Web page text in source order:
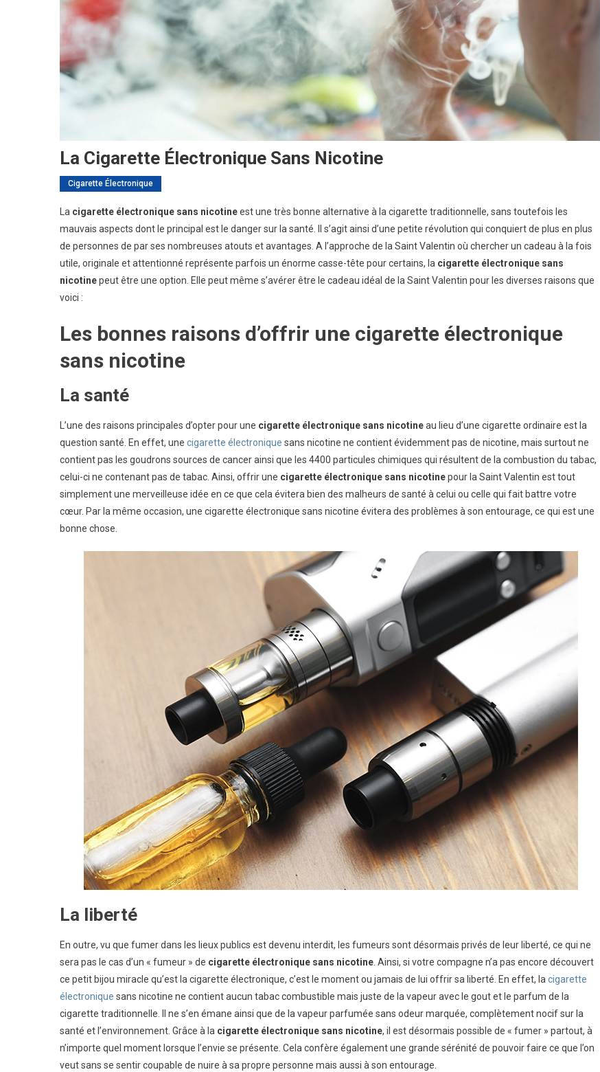
La Cigarette Électronique Sans Nicotine
Cigarette Électronique
La cigarette électronique sans nicotineest une très bonne alternative à la cigarette traditionnelle, sans toutefois les
mauvais aspects dont le principal est le danger sur la santé. Il s’agit ainsi d’une petite révolution qui conquiert de plus en plus
de personnes de par ses nombreuses atouts et avantages. A l’approche de la Saint Valentin où chercher un cadeau à la fois
utile, originale et attentionné représente parfois un énorme casse-tête pour certains, la cigarette électronique sans
nicotinepeut être une option. Elle peut même s’avérer être le cadeau idéal de la Saint Valentin pour les diverses raisons que
voici :
Les bonnes raisons d’offrir une cigarette électronique
sans nicotine
La santé
L’une des raisons principales d’opter pour une cigarette électronique sans nicotineau lieu d’une cigarette ordinaire est la
question santé. En effet, une cigarette électronique sans nicotine ne contient évidemment pas de nicotine, mais surtout ne
contient pas les goudrons sources de cancer ainsi que les 4400 particules chimiques qui résultent de la combustion du tabac,
celui-ci ne contenant pas de tabac. Ainsi, offrir une cigarette électronique sans nicotinepour la Saint Valentin est tout
simplement une merveilleuse idée en ce que cela évitera bien des malheurs de santé à celui ou celle qui fait battre votre
cœur. Par la même occasion, une cigarette électronique sans nicotine évitera des problèmes à son entourage, ce qui est une
bonne chose.
La liberté
En outre, vu que fumer dans les lieux publics est devenu interdit, les fumeurs sont désormais privés de leur liberté, ce qui ne
sera pas le cas d’un « fumeur » de cigarette électronique sans nicotine . Ainsi, si votre compagne n’a pas encore découvert
ce petit bijou miracle qu’est la cigarette électronique, c’est le moment ou jamais de lui offrir sa liberté. En effet, la cigarette
électronique sans nicotine ne contient aucun tabac combustible mais juste de la vapeur avec le gout et le parfum de la
cigarette traditionnelle. Il ne s’en émane ainsi que de la vapeur parfumée sans odeur marquée, complètement nocif sur la
santé et l’environnement. Grâce à la cigarette électronique sans nicotine, il est désormais possible de « fumer » partout, à
n’importe quel moment lorsque l’envie se présente. Cela confère également une grande sérénité de pouvoir faire ce que l’on
veut sans se sentir coupable de nuire à sa propre personne mais aussi à son entourage.